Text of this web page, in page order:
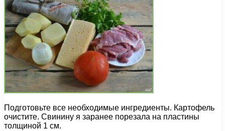
Подготовьте все необходимые ингредиенты. Картофель
очистите. Свинину я заранее порезала на пластины
толщиной 1 см.